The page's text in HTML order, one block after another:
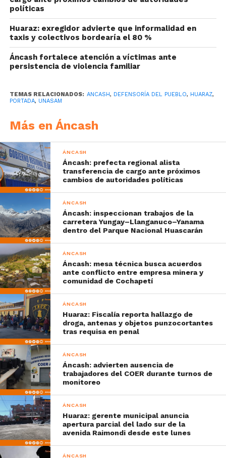
políticas
Huaraz: exregidor advierte que informalidad en
taxis y colectivos bordearía el 80 %
Áncash fortalece atención a víctimas ante
persistencia de violencia familiar
TEMAS RELACIONADOS: ANCASH, DEFENSORÍA DEL PUEBLO, HUARAZ,
PORTADA, UNASAM
Más en Áncash
ÁNCASH
Áncash: prefecta regional alista
transferencia de cargo ante próximos
cambios de autoridades políticas
ÁNCASH
Áncash: inspeccionan trabajos de la
carretera Yungay–Llanganuco–Yanama
dentro del Parque Nacional Huascarán
ÁNCASH
Áncash: mesa técnica busca acuerdos
ante conflicto entre empresa minera y
comunidad de Cochapetí
ÁNCASH
Huaraz: Fiscalía reporta hallazgo de
droga, antenas y objetos punzocortantes
tras requisa en penal
ÁNCASH
Áncash: advierten ausencia de
trabajadores del COER durante turnos de
monitoreo
ÁNCASH
Huaraz: gerente municipal anuncia
apertura parcial del lado sur de la
avenida Raimondi desde este lunes
ÁNCASH